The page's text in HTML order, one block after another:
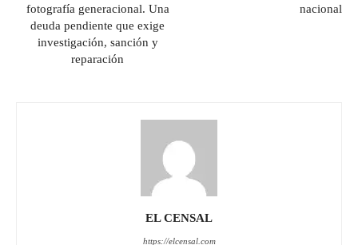
fotografía generacional. Una
deuda pendiente que exige
investigación, sanción y
reparación
nacional
EL CENSAL
https://elcensal.com